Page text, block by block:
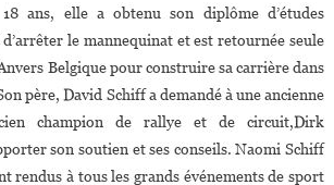
ans, elle a obtenu son diplôme d’études
d’arrêter le mannequinat et est retournée seule
Belgique pour construire sa carrière dans
père, David Schiff a demandé à une ancienne
champion de rallye et de circuit,Dirk
son soutien et ses conseils. Naomi Schiff
rendus à tous les grands événements de sport